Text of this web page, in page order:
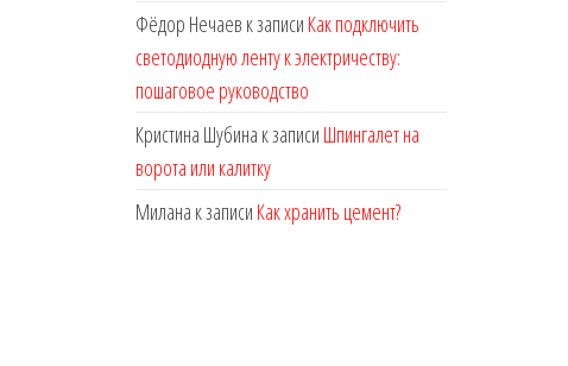
Фёдор Нечаев к записи Как подключить
светодиодную ленту к электричеству:
пошаговое руководство
Кристина Шубина к записи Шпингалет на
ворота или калитку
Милана к записи Как хранить цемент?